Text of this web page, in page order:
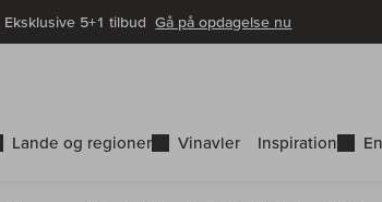
Eksklusive 5+1 tilbudGå på opdagelse nu
Lande og regioner Vinavler Inspiration